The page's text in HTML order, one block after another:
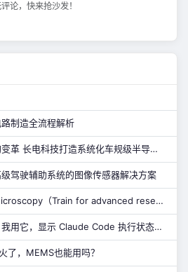
论，快来抢沙发！
制造全流程解析
聚焦软件定义汽车架构变革 长电科技打造系统化车规级半导体封测能力
级驾驶辅助系统的图像传感器解决方案
Scanning Electron Microscopy（Train for advanced research）扫描电子显微镜介绍（二）
我终于能放心摸鱼了！我用它，显示 Claude Code 执行状态……
了，MEMS也能用吗？